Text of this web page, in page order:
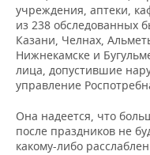
учреждения, аптеки,
из 238
Казани, Челнах,
Нижнекамске и
лица, допустившие
управление
Она надеется, что
после праздников не
какому-либо